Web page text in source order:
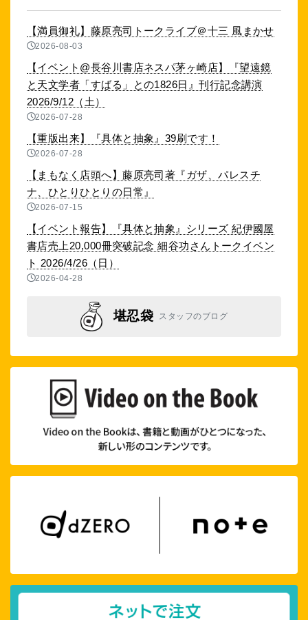
【満員御礼】藤原亮司トークライブ＠十三 風まかせ
2026-08-03
【イベント@長谷川書店ネスパ茅ヶ崎店】『望遠鏡
と天文学者「すばる」との1826日』刊行記念講演
2026/9/12（土）
2026-07-28
【重版出来】『具体と抽象』39刷です！
2026-07-28
【まもなく店頭へ】藤原亮司著『ガザ、パレスチ
ナ、ひとりひとりの日常』
2026-07-15
【イベント報告】『具体と抽象』シリーズ 紀伊國屋
書店売上20,000冊突破記念 細谷功さんトークイベン
ト 2026/4/26（日）
2026-04-28
堪忍袋 スタッフのブログ